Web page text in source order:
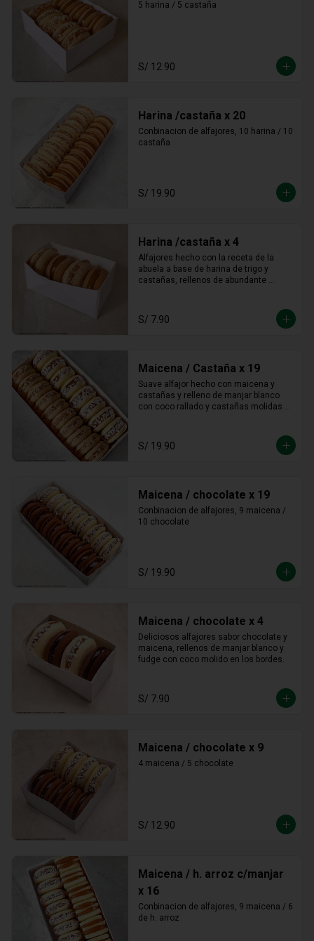
5 harina / 5 castaña
S/ 12.90
Harina /castaña x 20
Conbinacion de alfajores, 10 harina / 10
castaña
S/ 19.90
Harina /castaña x 4
Alfajores hecho con la receta de la
abuela a base de harina de trigo y
castañas, rellenos de abundante
S/ 7.90
Maicena / Castaña x 19
Suave alfajor hecho con maicena y
castañas y relleno de manjar blanco
con coco rallado y castañas molidas
S/ 19.90
Maicena / chocolate x 19
Conbinacion de alfajores, 9 maicena /
10 chocolate
S/ 19.90
Maicena / chocolate x 4
Deliciosos alfajores sabor chocolate y
maicena, rellenos de manjar blanco y
fudge con coco molido en los bordes.
S/ 7.90
Maicena / chocolate x 9
4 maicena / 5 chocolate
S/ 12.90
Maicena / h. arroz c/manjar
x 16
Conbinacion de alfajores, 9 maicena / 6
de h. arroz